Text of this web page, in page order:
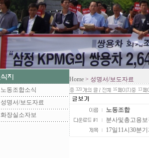
노동조합소식
성명서/보도자료
화장실소자보
Home > 성명서/보도자료
320 16 13
노동조합
분사및총고용보
17일11시30분